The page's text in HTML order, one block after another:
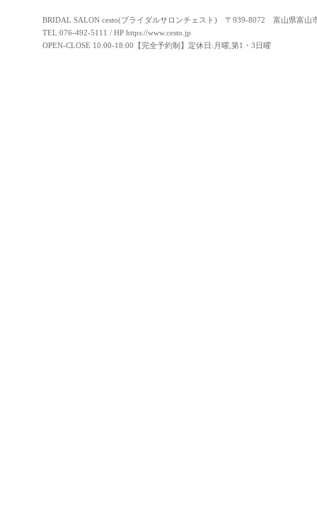
BRIDAL SALON cesto(ブライダルサロンチェスト) 〒939-8072 富山県富山
TEL:076-492-5111 / HP https://www.cesto.jp
OPEN-CLOSE 10:00-18:00【完全予約制】定休日:月曜,第1・3日曜